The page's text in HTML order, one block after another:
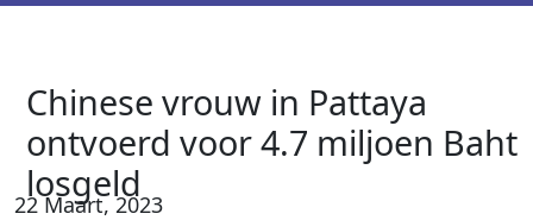
Chinese vrouw in Pattaya
ontvoerd voor 4.7 miljoen Baht
losgeld
22 Maart, 2023